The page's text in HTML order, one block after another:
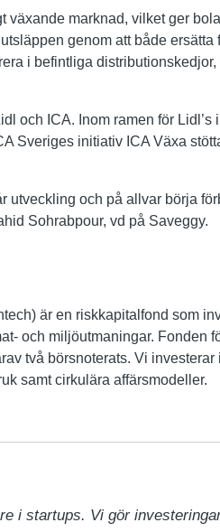
marknad, vilket ger
genom att både
i befintliga
och ICA. Inom ramen för Lidl’s
Sveriges initiativ ICA Växa
och på allvar börja
Sohrabpour, vd på Saveggy.
är en riskkapitalfond som
och miljöutmaningar. Fonden
två börsnoterats. Vi investerar
samt cirkulära affärsmodeller.
i startups. Vi gör